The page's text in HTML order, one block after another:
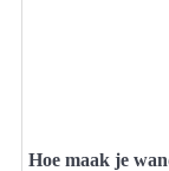
Hoe maak je